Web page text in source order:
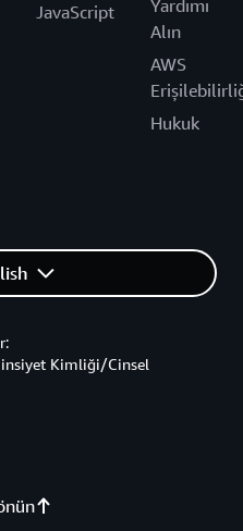
JavaScript
Yardımı
Alın
AWS
Hukuk
Kimliği/Cinsel